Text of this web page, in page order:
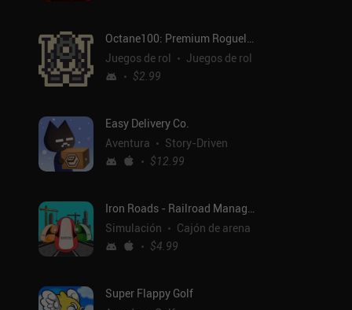
Octane100: Premium Roguelike
Juegos de rol
Juegos de rol
$2.99
Easy Delivery Co.
Aventura
Story-Driven
$12.99
Iron Roads - Railroad Manager
Simulación
Cajón de arena
$4.99
Super Flappy Golf